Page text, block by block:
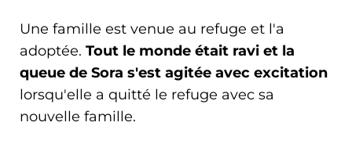
Une famille est venue au refuge et l'a
adoptée. Tout le monde était ravi et la
queue de Sora s'est agitée avec excitation
lorsqu'elle a quitté le refuge avec sa
nouvelle famille.